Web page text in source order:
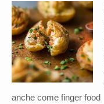
anche come finger food